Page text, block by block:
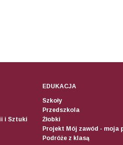
i Sztuki
EDUKACJA
Szkoły
Przedszkola
Żłobki
Projekt Mój zawód - moja
Podróże z klasą